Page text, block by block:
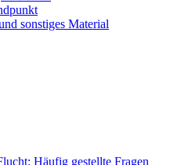
sonstiges Material
Häufig gestellte Fragen